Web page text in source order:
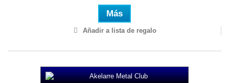
Más
Añadir a lista de regalo